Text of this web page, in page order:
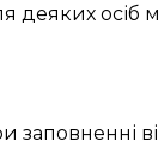
осіб
заповненні